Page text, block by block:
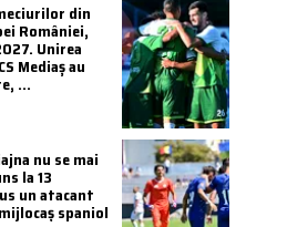
din
României,
Unirea
Mediaș au
...
nu se mai
la 13
un atacant
spaniol